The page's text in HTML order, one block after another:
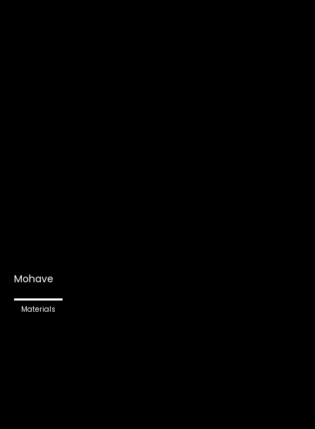
Mohave
Materials